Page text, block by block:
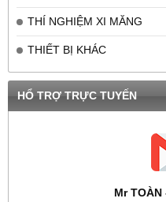
THÍ NGHIỆM XI MĂNG
THIẾT BỊ KHÁC
HỔ TRỢ TRỰC TUYẾN
Mr TOÀN